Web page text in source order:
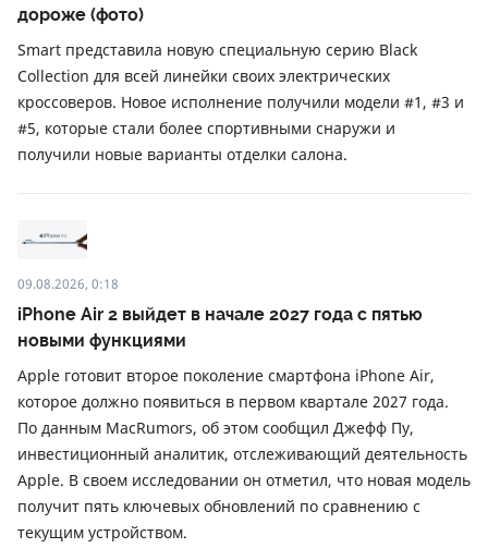
дороже (фото)
Smart представила новую специальную серию Black
Collection для всей линейки своих электрических
кроссоверов. Новое исполнение получили модели #1, #3 и
#5, которые стали более спортивными снаружи и
получили новые варианты отделки салона.
09.08.2026, 0:18
iPhone Air 2 выйдет в начале 2027 года с пятью
новыми функциями
Apple готовит второе поколение смартфона iPhone Air,
которое должно появиться в первом квартале 2027 года.
По данным MacRumors, об этом сообщил Джефф Пу,
инвестиционный аналитик, отслеживающий деятельность
Apple. В своем исследовании он отметил, что новая модель
получит пять ключевых обновлений по сравнению с
текущим устройством.